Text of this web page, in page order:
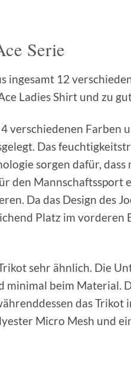
Serie
ingesamt 12
Ladies Shirt und zu
verschiedenen Farben
Das
sorgen dafür,
den Mannschaftssport
Da das Design des
Platz im vorderen
sehr ähnlich. Die
minimal beim Material.
das
Micro Mesh und